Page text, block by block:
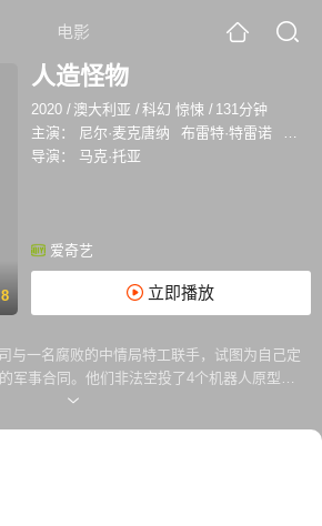
电影
8
人造怪物
2020 / 澳大利亚 /科幻 惊悚 / 131分钟
主演：
尼尔·麦克唐纳 布雷特·特雷诺
乔斯
导演：
马克·托亚
爱奇艺
立即播放
与一名腐败的中情局特工联手，试图为自己定
军事合同。他们非法空投了4个机器人原型到
泰国之间的金三角地带，对毫无戒心的毒枭进